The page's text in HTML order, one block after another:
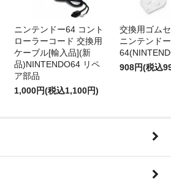
ニンテンドー64 コント
ローラーコード 交換用
ケーブル[輸入品](新
品)NINTENDO64 リペ
ア部品
1,000円(税込1,100円)
交換用ゴム
ニンテンドー
908円(税込